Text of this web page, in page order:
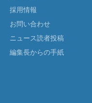
採用情報
お問い合わせ
ニュース読者投稿
編集長からの手紙